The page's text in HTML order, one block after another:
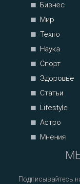
Бизнес
Мир
Техно
Наука
Спорт
Здоровье
Статьи
Lifestyle
Астро
Мнения
Подписывайтесь